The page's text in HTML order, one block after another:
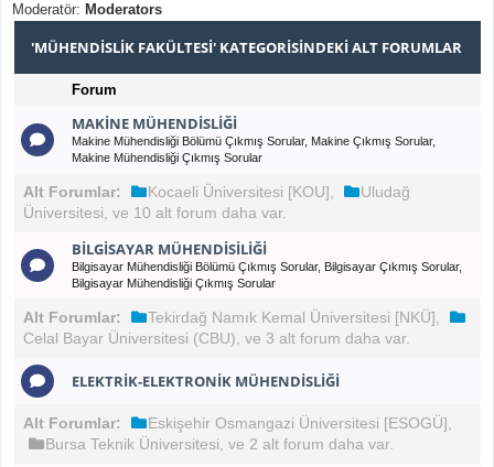
Moderatör: Moderators
'MÜHENDISLIK FAKÜLTESI' KATEGORISINDEKI ALT FORUMLAR
Forum
MAKINE MÜHENDISLIĞI
Makine Mühendisliği Bölümü Çıkmış Sorular, Makine Çıkmış Sorular,
Makine Mühendisliği Çıkmış Sorular
Alt Forumlar: Kocaeli Üniversitesi [KOU]
Uludağ
Üniversitesi , ve 10 alt forum daha var.
BILGISAYAR MÜHENDISILIĞI
Bilgisayar Mühendisliği Bölümü Çıkmış Sorular, Bilgisayar Çıkmış Sorular,
Bilgisayar Mühendisliği Çıkmış Sorular
Alt Forumlar: Tekirdağ Namık Kemal Üniversitesi [NKÜ]
Celal Bayar Üniversitesi (CBU) , ve 3 alt forum daha var.
ELEKTRIK-ELEKTRONIK MÜHENDISLIĞI
Alt Forumlar: Eskişehir Osmangazi Üniversitesi [ESOGÜ]
Bursa Teknik Üniversitesi , ve 2 alt forum daha var.